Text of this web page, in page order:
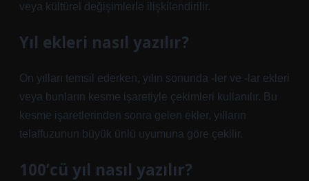
veya kültürel değişimlerle ilişkilendirilir.
Yıl ekleri nasıl yazılır?
On yılları temsil ederken, yılın sonunda -ler ve -lar ekleri
veya bunların kesme işaretiyle çekimleri kullanılır. Bu
kesme işaretlerinden sonra gelen ekler, yılların
telaffuzunun büyük ünlü uyumuna göre çekilir.
100’cü yıl nasıl yazılır?